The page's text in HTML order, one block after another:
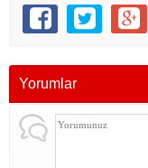
Yorumlar